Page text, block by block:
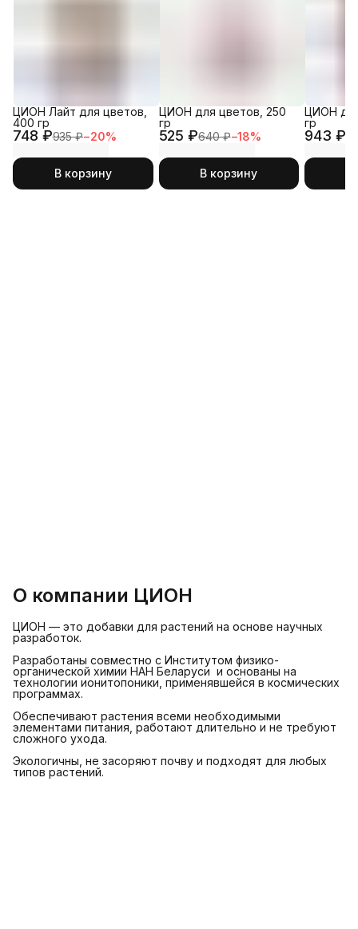
748 ₽935 ₽−20%
ЦИОН Лайт для цветов,
400 гр
В корзину
525 ₽640 ₽−18%
ЦИОН для цветов, 250
гр
В корзину
943 ₽
ЦИОН
гр
О компании ЦИОН
ЦИОН — это добавки для растений на основе научных
разработок.
Разработаны совместно с Институтом физико-
органической химии НАН Беларуси и основаны на
технологии ионитопоники, применявшейся в космических
программах.
Обеспечивают растения всеми необходимыми
элементами питания, работают длительно и не требуют
сложного ухода.
Экологичны, не засоряют почву и подходят для любых
типов растений.